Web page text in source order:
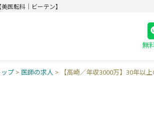
医転科｜ビーテン】
無
プ > 医師の求人 > 【高崎／年収3000万】30年以